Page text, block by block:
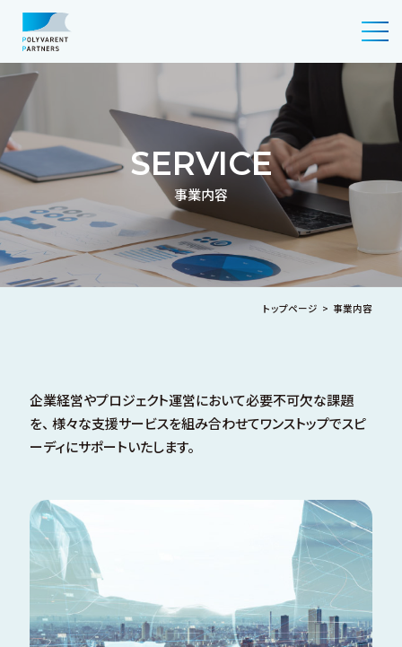
事業内容
トップページ > 事業内容
企業経営やプロジェクト運営において必要不可⽋な課題
を、 様々な⽀援サービスを組み合わせてワンストップでスピ
ーディにサポートいたします。